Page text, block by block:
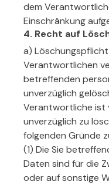
dem
Einschränkung
4. Recht auf
a)
Verantwortlichen
betreffenden
unverzüglich
Verantwortliche ist
unverzüglich zu
folgenden Gründe
(1) Die Sie
Daten sind für die
oder auf sonstige